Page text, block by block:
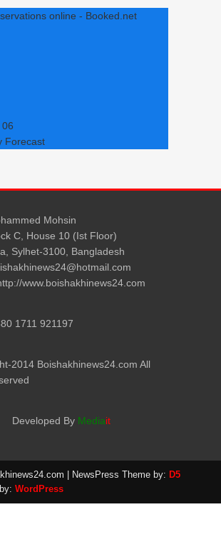
Forecast
Mohsin
C, House 10 (Ist Floor)
Sylhet-3100, Bangladesh
www.boishakhinews24.com
1711 921197
2014 Boishakhinews24.com All
Developed By Mediait
| NewsPress Theme by: D5
WordPress